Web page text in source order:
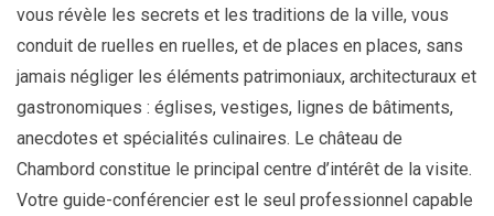
vous révèle les secrets et les traditions de la ville, vous
conduit de ruelles en ruelles, et de places en places, sans
jamais négliger les éléments patrimoniaux, architecturaux et
gastronomiques : églises, vestiges, lignes de bâtiments,
anecdotes et spécialités culinaires. Le château de
Chambord constitue le principal centre d’intérêt de la visite.
Votre guide-conférencier est le seul professionnel capable